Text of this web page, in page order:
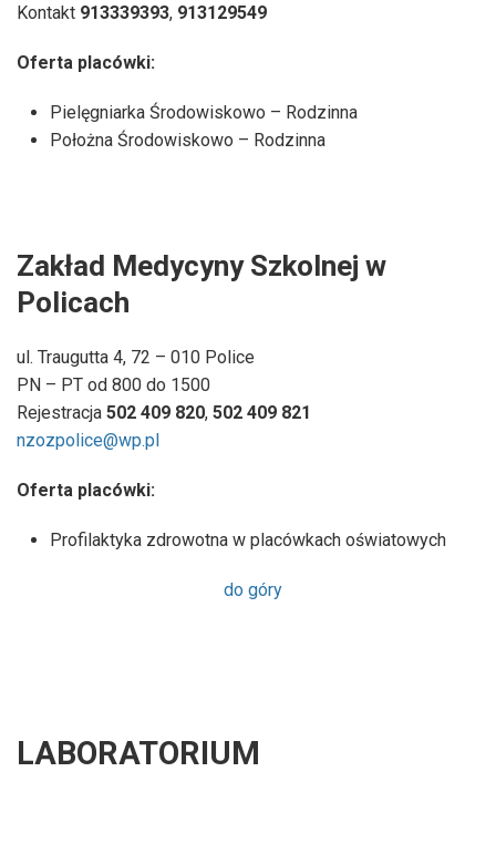
Kontakt 913339393, 913129549
Oferta placówki:
Pielęgniarka Środowiskowo – Rodzinna
Położna Środowiskowo – Rodzinna
Zakład Medycyny Szkolnej w
Policach
ul. Traugutta 4, 72 – 010 Police
PN – PT od 800 do 1500
Rejestracja 502 409 820, 502 409 821
nzozpolice@wp.pl
Oferta placówki:
Profilaktyka zdrowotna w placówkach oświatowych
do góry
LABORATORIUM